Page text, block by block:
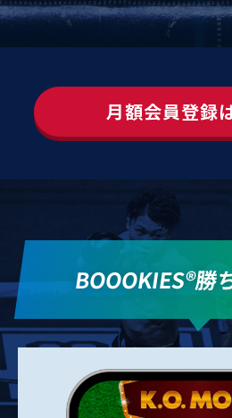
月額会員登録
BOOOKIES®勝